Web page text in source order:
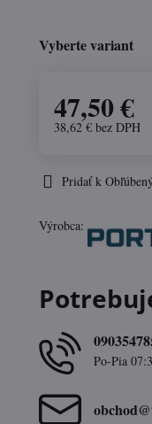
Vyberte variant
47,50 €
38,62 €bez DPH
Pridať k
Výrobca:
Po-Pia